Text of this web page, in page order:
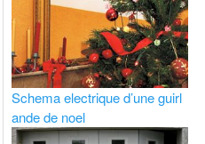
Schema electrique d’une guirl
ande de noel